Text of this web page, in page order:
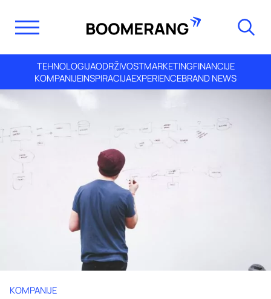
TEHNOLOGIJAODRŽIVOSTMARKETINGFINANCIJE
KOMPANIJEINSPIRACIJAEXPERIENCEBRAND NEWS
KOMPANIJE